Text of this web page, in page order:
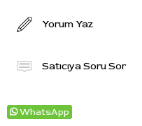
Yorum Yaz
Satıcıya Soru Sor
WhatsApp